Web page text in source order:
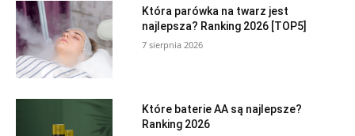
Która parówka na twarz jest
najlepsza? Ranking 2026 [TOP5]
7 sierpnia 2026
Które baterie AA są najlepsze?
Ranking 2026